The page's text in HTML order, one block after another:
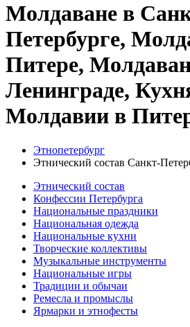
Молдаване в
Петербурге,
Питере,
Ленинграде,
Молдавии в
Этнопетербург
Этнический состав Санкт-
Этнический состав
Конфессии Петербурга
Национальные праздники
Национальная одежда
Национальные кухни
Творческие коллективы
Музыкальные инструменты
Национальные игры
Традиции и обычаи
Ремесла и промыслы
Ярмарки и этнофесты